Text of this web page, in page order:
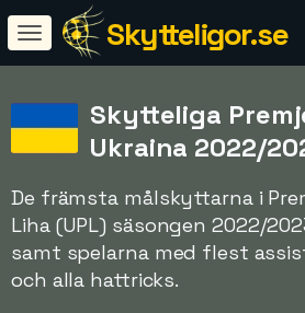
Skytteligor.se
Skytteliga
Ukraina 2022/
De främsta målskyttarna i
Liha (UPL) säsongen 2022/
samt spelarna med flest
och alla hattricks.